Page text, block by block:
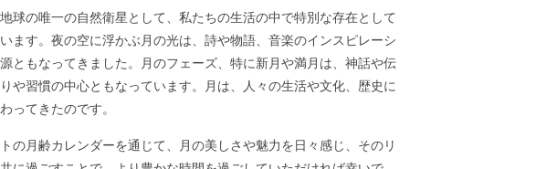
球の唯一の自然衛星として、私たちの生活の中で特別な存在として
ます。夜の空に浮かぶ月の光は、詩や物語、音楽のインスピレーシ
ともなってきました。月のフェーズ、特に新月や満月は、神話や伝
や習慣の中心ともなっています。月は、人々の生活や文化、歴史に
ってきたのです。
の月齢カレンダーを通じて、月の美しさや魅力を日々感じ、そのリ